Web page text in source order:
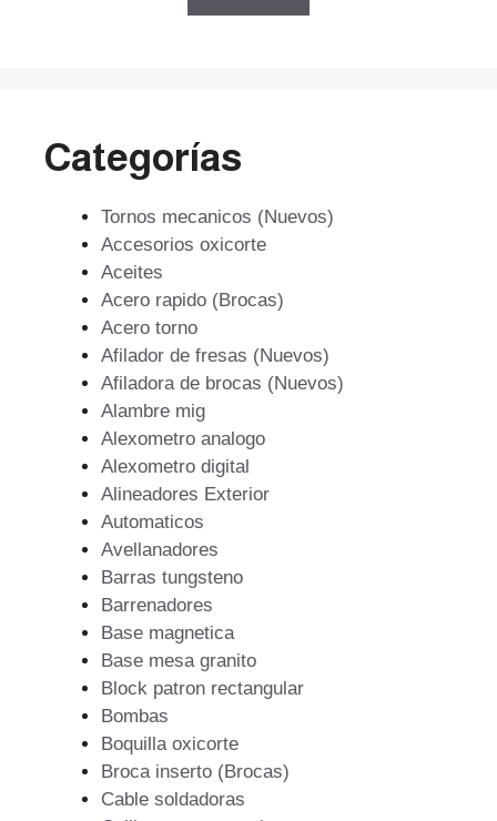
Categorías
Tornos mecanicos (Nuevos)
Accesorios oxicorte
Aceites
Acero rapido (Brocas)
Acero torno
Afilador de fresas (Nuevos)
Afiladora de brocas (Nuevos)
Alambre mig
Alexometro analogo
Alexometro digital
Alineadores Exterior
Automaticos
Avellanadores
Barras tungsteno
Barrenadores
Base magnetica
Base mesa granito
Block patron rectangular
Bombas
Boquilla oxicorte
Broca inserto (Brocas)
Cable soldadoras